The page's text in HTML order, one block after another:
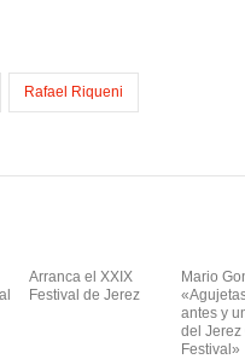
Rafael Riqueni
Arranca el XXIX
Festival de Jerez
Mario
antes y
del Jerez
Festival»